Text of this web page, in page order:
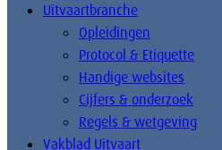
Uitvaartbranche
Opleidingen
Protocol & Etiquette
Handige websites
Cijfers & onderzoek
Regels & wetgeving
Vakblad Uitvaart